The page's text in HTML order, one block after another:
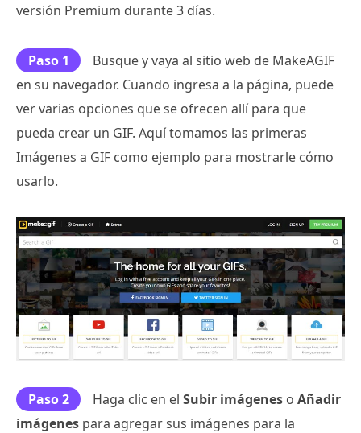
versión Premium durante 3 días.
Paso 1
Busque y vaya al sitio web de MakeAGIF
en su navegador. Cuando ingresa a la página, puede
ver varias opciones que se ofrecen allí para que
pueda crear un GIF. Aquí tomamos las primeras
Imágenes a GIF como ejemplo para mostrarle cómo
usarlo.
Paso 2 Haga clic en el Subir imágenes o Añadir
imágenes para agregar sus imágenes para la